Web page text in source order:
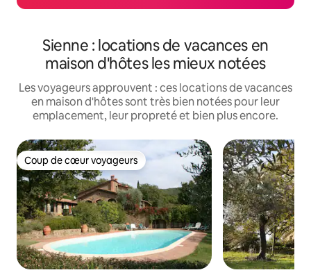
Sienne : locations de vacances en
maison d'hôtes les mieux notées
Les voyageurs approuvent : ces locations de vacances
en maison d'hôtes sont très bien notées pour leur
emplacement, leur propreté et bien plus encore.
Coup de cœur voyageurs
Coup de cœur voyageurs